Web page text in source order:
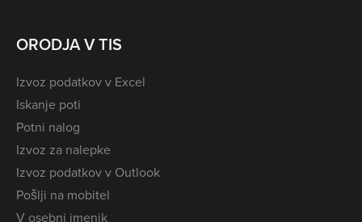
ORODJA V TIS
Izvoz podatkov v Excel
Iskanje poti
Potni nalog
Izvoz za nalepke
Izvoz podatkov v Outlook
Pošlji na mobitel
V osebni imenik